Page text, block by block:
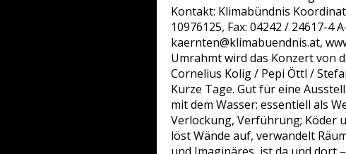
Kontakt: Klimabündnis
10976125, Fax: 04242 / 24617-4
kaernten@klimabuendnis.at,
Umrahmt wird das Konzert von
Cornelius Kolig / Pepi Öttl /
Kurze Tage. Gut für eine
mit dem Wasser: essentiell als
Verlockung, Verführung; Köder
löst Wände auf, verwandelt